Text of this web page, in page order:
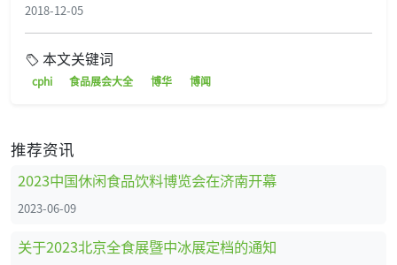
2018-12-05
本文关键词
cphi 食品展会大全 博华 博闻
推荐资讯
2023中国休闲食品饮料博览会在济南开幕
2023-06-09
关于2023北京全食展暨中冰展定档的通知